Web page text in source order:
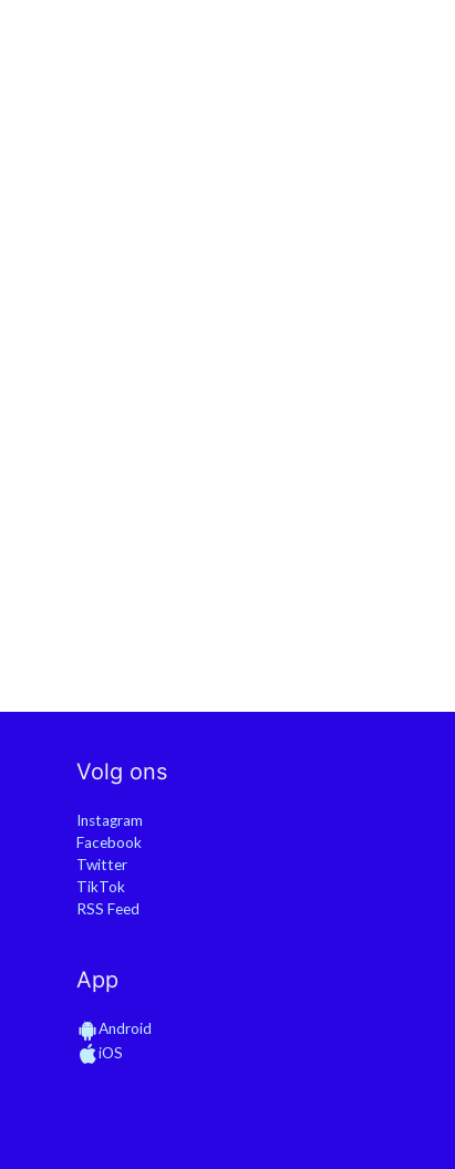
Volg ons
Instagram
Facebook
Twitter
TikTok
RSS Feed
App
Android
iOS